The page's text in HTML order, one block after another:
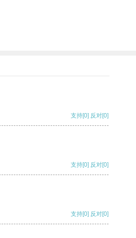
支持[0] 反对[0]
支持[0] 反对[0]
支持[0] 反对[0]